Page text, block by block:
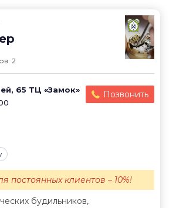
2
65 ТЦ «Замок»
Позвонить
будильников,
постоянных клиентов – 10%!